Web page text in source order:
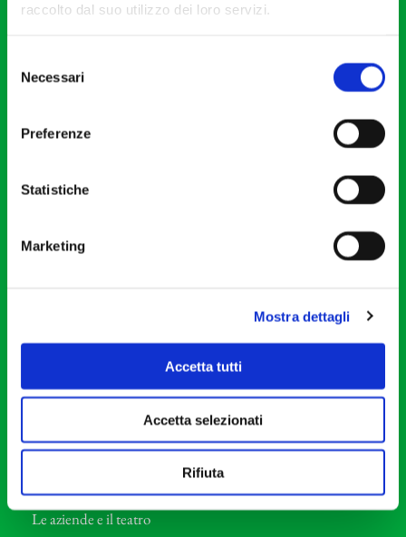
raccolto dal suo utilizzo dei loro servizi.
delNecessari
Preferenze
Statistiche
Marketing
Mostra dettagli
Accetta tutti
Accetta selezionati
Rifiuta
Via S. Giovanni sul Muro, 2
Cod. Fisc. 80078650159
Orchestra I Pomeriggi Musicali
Direttore Artistico
Professori d’Orchestra
Eventi Corporate
Le aziende e il teatro